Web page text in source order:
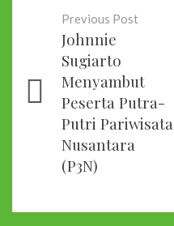
Previous Post
Johnnie
Sugiarto
Menyambut
Peserta Putra-
Putri Pariwisata
Nusantara
(P3N)